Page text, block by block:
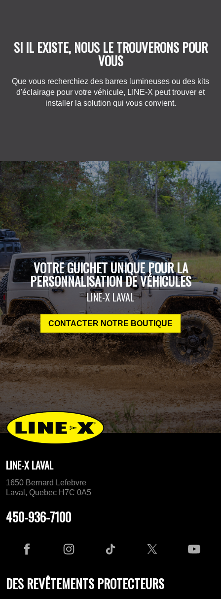
SI IL EXISTE, NOUS LE TROUVERONS POUR
VOUS
Que vous recherchiez des barres lumineuses ou des kits
d'éclairage pour votre véhicule, LINE-X peut trouver et
installer la solution qui vous convient.
VOTRE GUICHET UNIQUE POUR LA
PERSONNALISATION DE VÉHICULES
LINE-X LAVAL
CONTACTER NOTRE BOUTIQUE
LINE-X LAVAL
1650 Bernard Lefebvre
Laval, Quebec H7C 0A5
450-936-7100
DES REVÊTEMENTS PROTECTEURS